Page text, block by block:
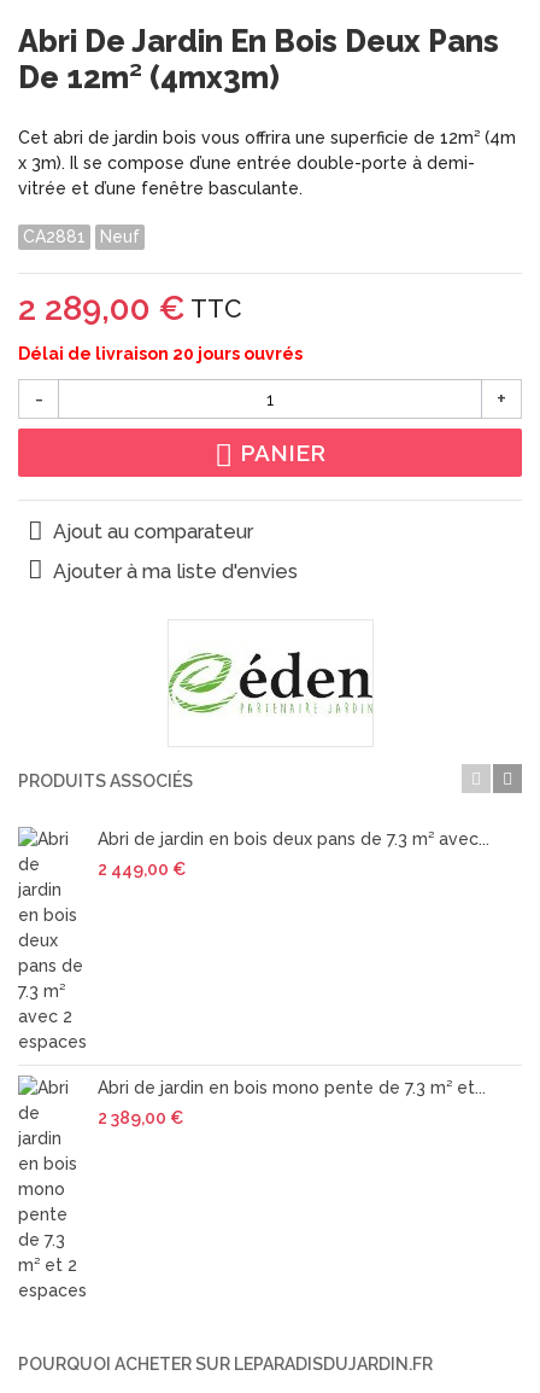
Abri De Jardin En Bois Deux Pans
De 12m² (4mx3m)
Cet abri de jardin bois vous offrira une superficie de 12m² (4m
x 3m). Il se compose d’une entrée double-porte à demi-
vitrée et d’une fenêtre basculante.
CA2881 Neuf
2 289,00 € TTC
Délai de livraison 20 jours ouvrés
- +
PANIER
Ajout au comparateur
Ajouter à ma liste d'envies
PRODUITS ASSOCIÉS
Abri de jardin en bois deux pans de 7.3 m² avec...
2 449,00 €
Abri de jardin en bois mono pente de 7.3 m² et...
2 389,00 €
POURQUOI ACHETER SUR LEPARADISDUJARDIN.FR